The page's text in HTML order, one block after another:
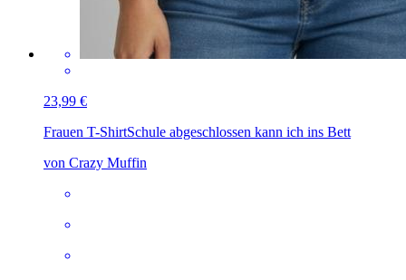
23,99 €
Frauen T-ShirtSchule abgeschlossen kann ich ins Bett
von Crazy Muffin